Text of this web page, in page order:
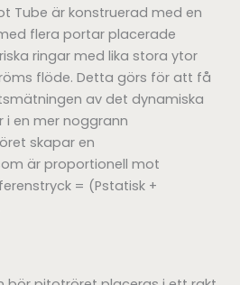
Tube är konstruerad med en
flera portar placerade
ringar med lika stora ytor
flöde. Detta görs för att få
av det dynamiska
i en mer noggrann
skapar en
är proportionell mot
= (Pstatisk +